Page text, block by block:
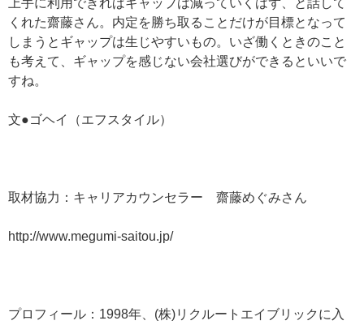
上手に利用できればギャップは減っていくはず、と話して
くれた齋藤さん。内定を勝ち取ることだけが目標となって
しまうとギャップは生じやすいもの。いざ働くときのこと
も考えて、ギャップを感じない会社選びができるといいで
すね。
文●ゴヘイ（エフスタイル）
取材協力：キャリアカウンセラー 齋藤めぐみさん
http://www.megumi-saitou.jp/
プロフィール：1998年、(株)リクルートエイブリックに入